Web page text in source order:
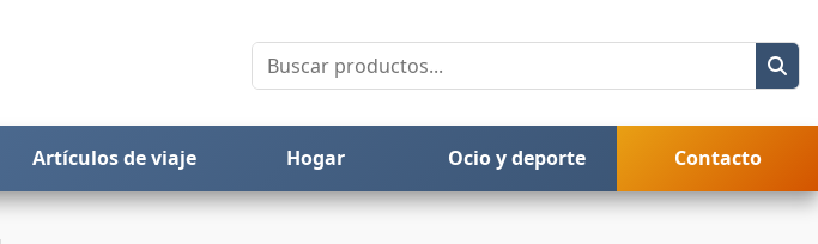
Artículos de viaje Hogar Ocio y deporte Contacto